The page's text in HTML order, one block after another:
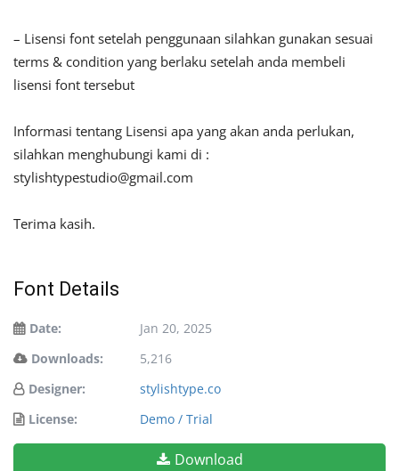
– Lisensi font setelah penggunaan silahkan gunakan sesuai
terms & condition yang berlaku setelah anda membeli
lisensi font tersebut
Informasi tentang Lisensi apa yang akan anda perlukan,
silahkan menghubungi kami di :
stylishtypestudio@gmail.com
Terima kasih.
Font Details
Date:
Jan 20, 2025
Downloads:
5,216
Designer:
stylishtype.co
License:
Demo / Trial
Download